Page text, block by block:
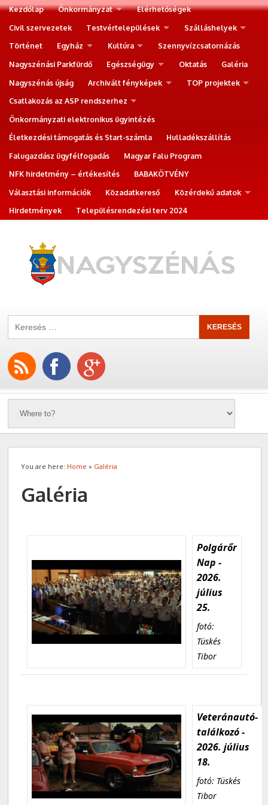
Kezdőlap Önkormányzat
Elérhetőségek
Civil szervezetek
Testvértelepülések
Szálláshelyek
Történet
Egyház Kultúra
Szennyvízcsatornázás
Nagyszénási Parkfürdő
Egészségügy Oktatás
Galéria
Nagyszénás újság
Archivált fényképek
TOP projektek
Csatlakozás az ASP rendszerhez
Önkormányzati elektronikus ügyintézés
Életkezdési támogatás és Start-számla
Hulladékszállítás
Falugazdász ügyfélfogadás
Magyar Falu Program
NFK hirdetmény – értékesítés
BABAKÖTVÉNY
Választási információk
Közadatkereső
Közérdekű adatok
Hirdetmények
Településrendezési terv 2024
You are here: Home » Galéria
Galéria
Polgárőr
Nap -
2026.
július
25.
fotó:
Tüskés
Tibor
Veteránautó-
találkozó -
2026. július
18.
fotó: Tüskés
Tibor